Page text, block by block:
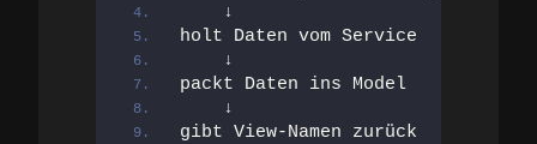
    ↓
holt Daten vom Service
    ↓
packt Daten ins Model
    ↓
gibt View-Namen zurück